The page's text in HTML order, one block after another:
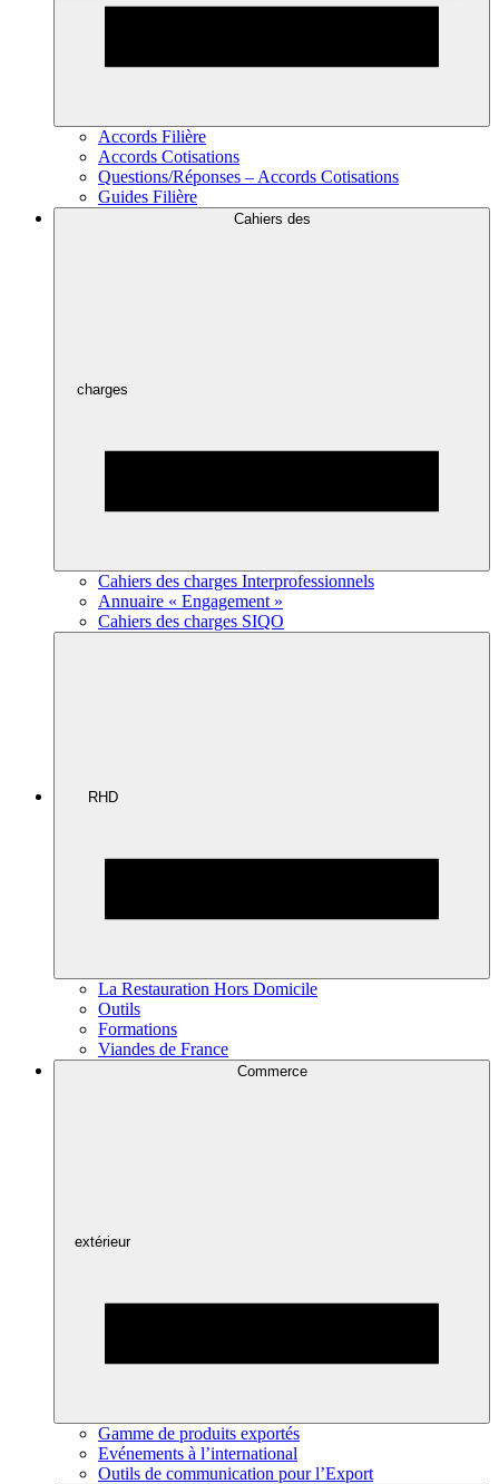
Accords Filière
Accords Cotisations
Questions/Réponses – Accords Cotisations
Guides Filière
Cahiers des
charges
Cahiers des charges Interprofessionnels
Annuaire « Engagement »
Cahiers des charges SIQO
RHD
La Restauration Hors Domicile
Outils
Formations
Viandes de France
Commerce
extérieur
Gamme de produits exportés
Evénements à l’international
Outils de communication pour l’Export